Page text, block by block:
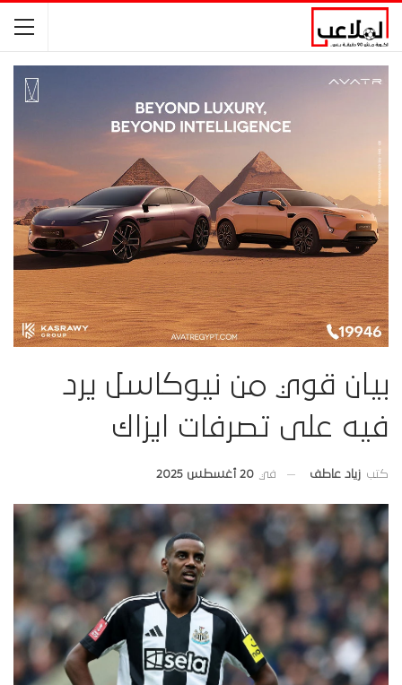
بيان قوي من نيوكاسل يرد
فيه على تصرفات ايزاك
كتب زياد عاطف في 20 أغسطس 2025